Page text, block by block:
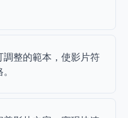
整的範本，使影片符